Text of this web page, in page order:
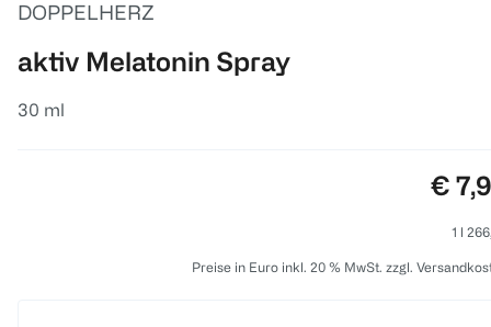
DOPPELHERZ
aktiv Melatonin Spray
30 ml
€
1 l
Preise in Euro inkl. 20 % MwSt. zzgl.